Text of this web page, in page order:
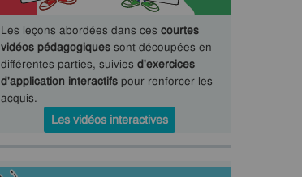
Les leçons abordées dans ces courtes
vidéos pédagogiquessont découpées en
différentes parties, suivies d'exercices
d'application interactifspour renforcer les
acquis.
Les vidéos interactives